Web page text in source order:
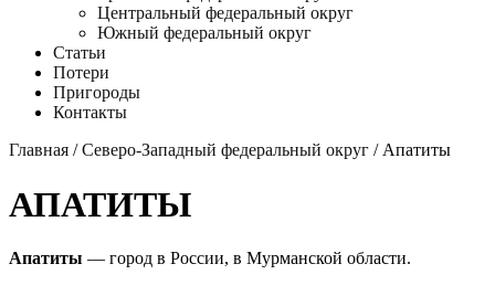
Центральный федеральный округ
Южный федеральный округ
Статьи
Потери
Пригороды
Контакты
Главная /Северо-Западный федеральный округ / Апатиты
АПАТИТЫ
Апатиты — город в России, в Мурманской области.